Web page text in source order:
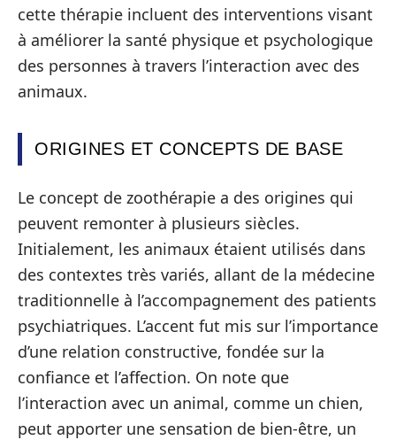
cette thérapie incluent des interventions visant
à améliorer la santé physique et psychologique
des personnes à travers l’interaction avec des
animaux.
ORIGINES ET CONCEPTS DE BASE
Le concept de zoothérapie a des origines qui
peuvent remonter à plusieurs siècles.
Initialement, les animaux étaient utilisés dans
des contextes très variés, allant de la médecine
traditionnelle à l’accompagnement des patients
psychiatriques. L’accent fut mis sur l’importance
d’une relation constructive, fondée sur la
confiance et l’affection. On note que
l’interaction avec un animal, comme un chien,
peut apporter une sensation de bien-être, un